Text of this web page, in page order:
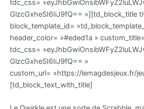
tdc_css=
GlzcGxheSI6IiJ9fQ== »][td_block_title
block_template_id=
header_color= »#eded1a »
tdc_css=
GlzcGxheSI6IiJ9fQ== »
custom_url= »https://lemagdesjeux.fr/
[td_block_text_with_title]